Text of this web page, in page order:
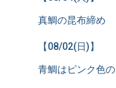
真鯛の昆布締め
【08/02(日)】
青鯛はピンク色